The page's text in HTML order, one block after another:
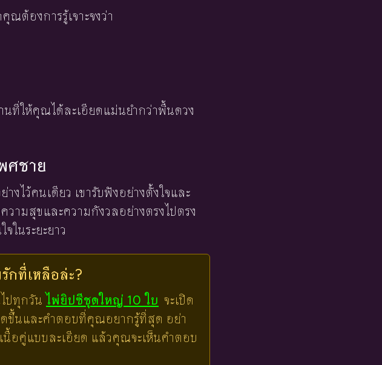
ต้องการรู้เจาะจงว่า
นที่ให้คุณได้ละเอียดแม่นยำกว่าพื้นดวง
ศชาย
ไว้คนเดียว เขารับฟังอย่างตั้งใจและ
ามสุขและความกังวลอย่างตรงไปตรง
ในระยะยาว
กที่เหลือล่ะ?
ปทุกวัน ไพ่ยิปซีชุดใหญ่ 10 ใบ จะเปิด
ดขึ้นและคำตอบที่คุณอยากรู้ที่สุด อย่า
นื้อคู่แบบละเอียด แล้วคุณจะเห็นคำตอบ